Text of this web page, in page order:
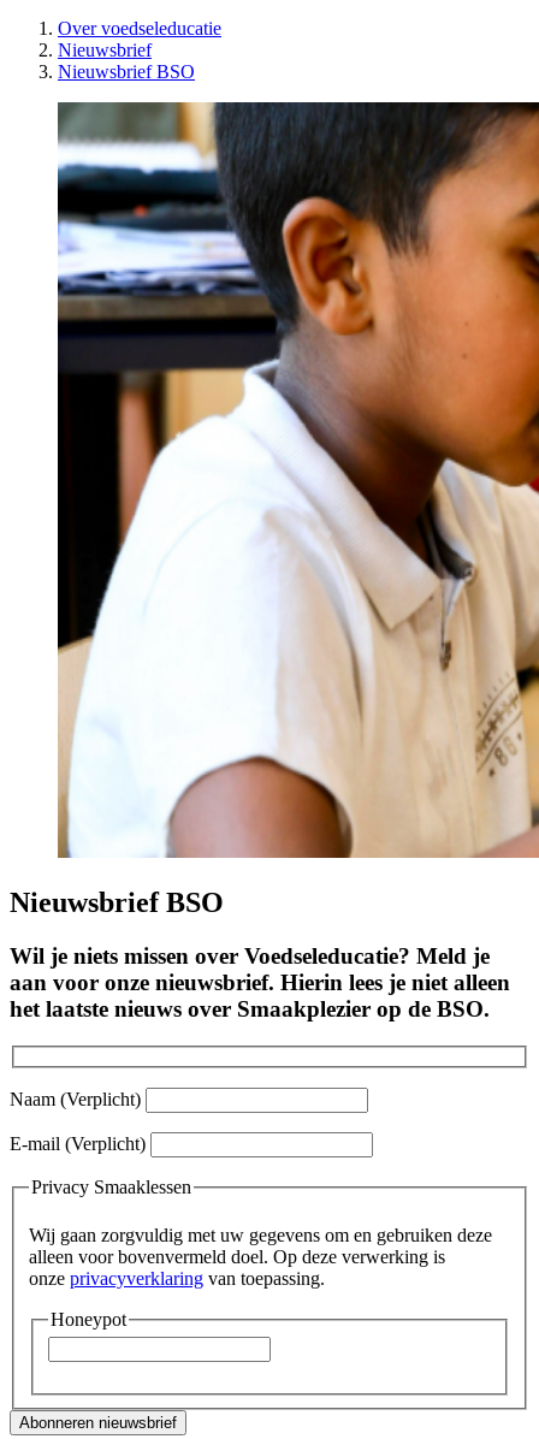
Over voedseleducatie
Nieuwsbrief
Nieuwsbrief BSO
Nieuwsbrief BSO
Wil je niets missen over Voedseleducatie? Meld je
aan voor onze nieuwsbrief. Hierin lees je niet alleen
het laatste nieuws over Smaakplezier op de BSO.
Naam (Verplicht)
E-mail (Verplicht)
Privacy Smaaklessen
Wij gaan zorgvuldig met uw gegevens om en gebruiken deze
alleen voor bovenvermeld doel. Op deze verwerking is
onze privacyverklaring van toepassing.
Honeypot